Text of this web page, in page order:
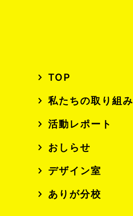
TOP
私たちの取り組み
活動レポート
おしらせ
デザイン室
ありが分校